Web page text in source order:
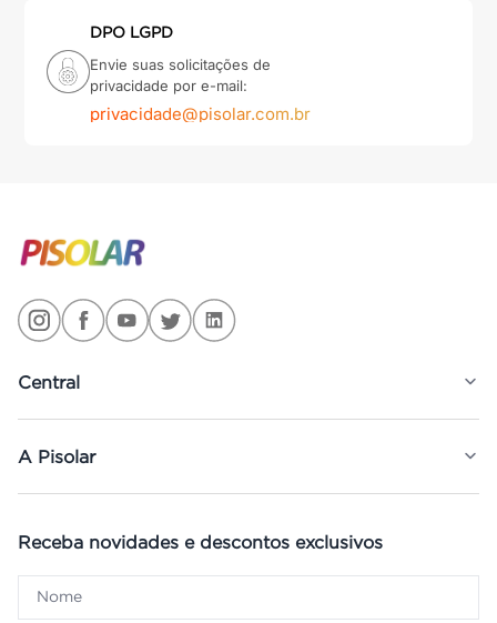
DPO LGPD
Envie suas solicitações de
privacidade por e-mail:
privacidade@pisolar.com.br
Central
A Pisolar
Receba novidades e descontos exclusivos